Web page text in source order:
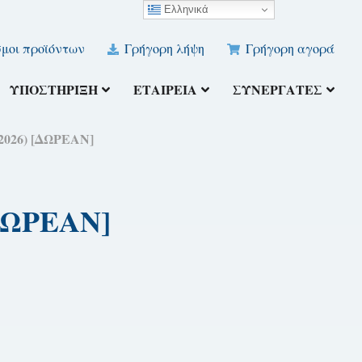
προϊόντων Γρήγορη λήψη Γρήγορη αγορά
ΥΠΟΣΤΉΡΙΞΗ ΕΤΑΙΡΕΊΑ ΣΥΝΕΡΓΆΤΕΣ
[ΔΩΡΕΑΝ]
Ελληνικά